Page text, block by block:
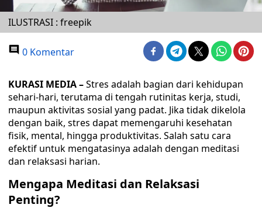
ILUSTRASI : freepik
0 Komentar
KURASI MEDIA –Stres adalah bagian dari kehidupan
sehari-hari, terutama di tengah rutinitas kerja, studi,
maupun aktivitas sosial yang padat. Jika tidak dikelola
dengan baik, stres dapat memengaruhi kesehatan
fisik, mental, hingga produktivitas. Salah satu cara
efektif untuk mengatasinya adalah dengan meditasi
dan relaksasi harian.
Mengapa Meditasi dan Relaksasi
Penting?